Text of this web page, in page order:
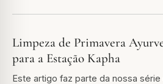
Limpeza de Primavera
para a Estação Kapha
Este artigo faz parte da nossa série